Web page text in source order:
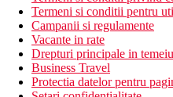
toaleta
aer conditionat
cada sau dus
balcon / terasa
telefon
TV
seif
Termeni si conditii pentru
Campanii si regulamente
Vacante in rate
Drepturi principale in
Business Travel
Protectia datelor pentru